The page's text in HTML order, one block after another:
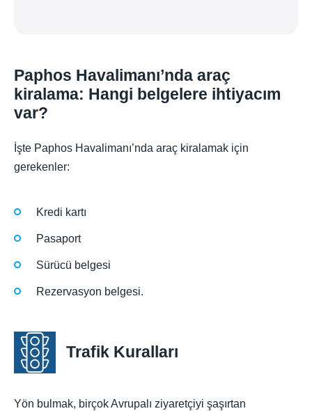
Paphos Havalimanı’nda araç
kiralama: Hangi belgelere ihtiyacım
var?
İşte Paphos Havalimanı’nda araç kiralamak için
gerekenler:
Kredi kartı
Pasaport
Sürücü belgesi
Rezervasyon belgesi.
Trafik Kuralları
Yön bulmak, birçok Avrupalı ziyaretçiyi şaşırtan